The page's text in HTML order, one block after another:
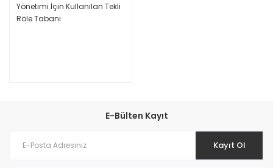
Yönetimi İçin Kullanılan Tekli
Röle Tabanı
E-Bülten Kayıt
Kayıt Ol